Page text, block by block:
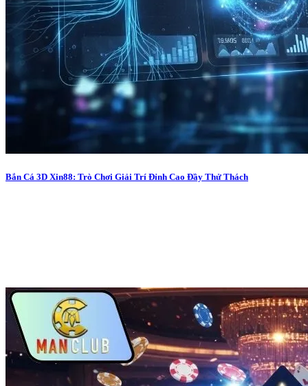
Bắn Cá 3D Xin88: Trò Chơi Giải Trí Đỉnh Cao Đầy Thử Thách